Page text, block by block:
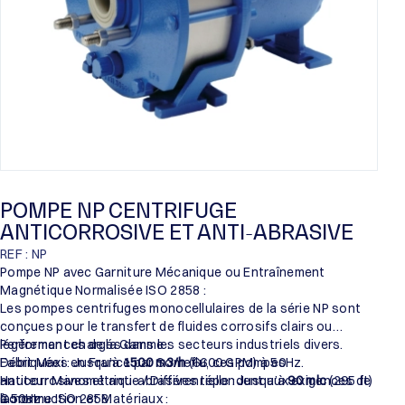
POMPE NP CENTRIFUGE
ANTICORROSIVE ET ANTI-ABRASIVE
REF : NP
Pompe NP avec Garniture Mécanique ou Entraînement
Magnétique Normalisée ISO 2858 :
Les pompes centrifuges monocellulaires de la série NP sont
conçues pour le transfert de fluides corrosifs clairs ou
légèrement chargés dans les secteurs industriels divers.
Fabriquées en France par Someflu, ces pompes
anticorrosives et anti-abrasives répondent aux exigences de
la norme ISO 2858.
Performances de la Gamme :
Débit Maxi : Jusqu’à1500 m3/h(6600 GPM) à 50Hz.
Hauteur Manométrique / Différentielle : Jusqu’à90 mlc(295 ft)
à 50Hz.
Construction et Matériaux :